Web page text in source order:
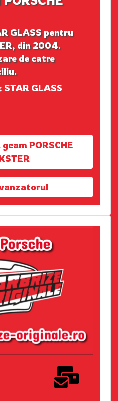
GLASS pentru
din 2004.
de catre
GLASS
PORSCHE